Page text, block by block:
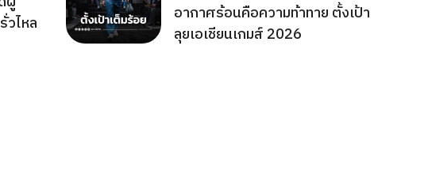
วไหล
อากาศร้อนคือความท้าทาย ตั้งเป้า
ลุยเอเชียนเกมส์ 2026